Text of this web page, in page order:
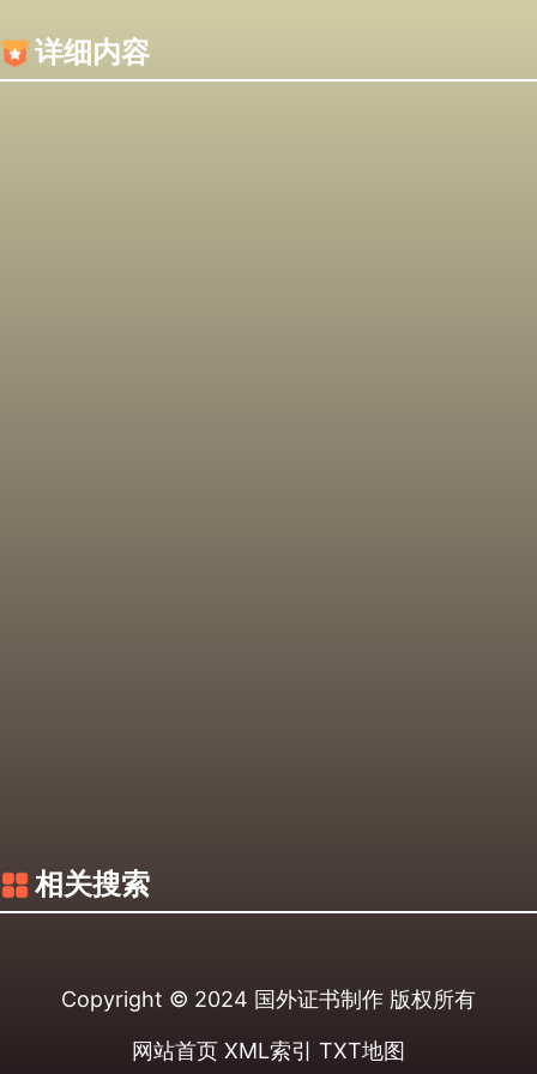
详细内容
相关搜索
Copyright © 2024 国外证书制作 版权所有
网站首页 XML索引 TXT地图